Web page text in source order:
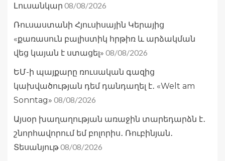
Լուսանկար 08/08/2026
Ռուսաստանի Հյուսիսային Կերայից
«քառասուն բալիստիկ հրթիռ և արձակման
վեց կայան է ստացել» 08/08/2026
ԵՄ-ի պայքարը ռուսական գազից
կախվածության դեմ դանդաղել է․ «Welt am
Sonntag» 08/08/2026
Այսօր խաղաղության առաջին տարեդարձն է․
շնորհավորում եմ բոլորիս․ Ռուբինյան․
Տեսանյութ08/08/2026